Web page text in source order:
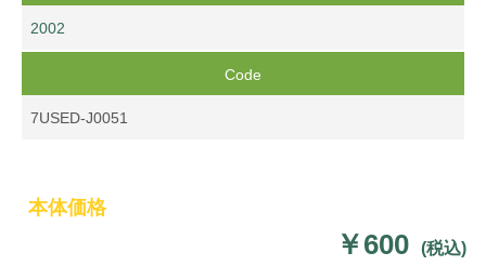
2002
Code
7USED-J0051
本体価格
￥600 (税込)